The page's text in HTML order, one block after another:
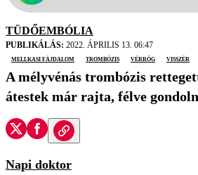
TÜDŐEMBÓLIA
PUBLIKÁLÁS: 2022. ÁPRILIS 13. 06:47
mellkasi fájdalom
trombózis vérrög visszér
A mélyvénás trombózis
átestek már rajta, félve
Napi doktor